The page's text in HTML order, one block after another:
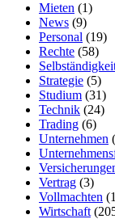
Mieten (1)
News (9)
Personal (19)
Rechte (58)
Strategie (5)
Studium (31)
Technik (24)
Trading (6)
Unternehmen
Vertrag (3)
Vollmachten
Wirtschaft